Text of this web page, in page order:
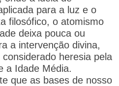
para a luz e o
filosófico, o atomismo
deixa pouca ou
a intervenção divina,
heresia pela
a Idade Média.
que as bases de nosso